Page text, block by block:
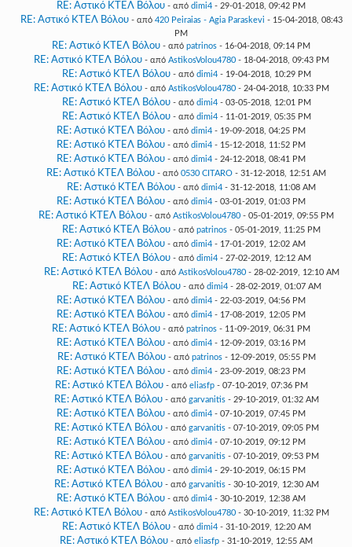
RE: Αστικό ΚΤΕΛ Βόλου - από dimi4 - 29-01-2018, 09:42 PM
RE: Αστικό ΚΤΕΛ Βόλου - από 420 Peiraias - Agia Paraskevi - 15-04-2018, 08:43
PM
RE: Αστικό ΚΤΕΛ Βόλου - από patrinos - 16-04-2018, 09:14 PM
RE: Αστικό ΚΤΕΛ Βόλου - από AstikosVolou4780- 18-04-2018, 09:43 PM
RE: Αστικό ΚΤΕΛ Βόλου - από dimi4- 19-04-2018, 10:29 PM
RE: Αστικό ΚΤΕΛ Βόλου - από AstikosVolou4780- 24-04-2018, 10:33 PM
RE: Αστικό ΚΤΕΛ Βόλου - από dimi4- 03-05-2018, 12:01 PM
RE: Αστικό ΚΤΕΛ Βόλου - από dimi4- 11-01-2019, 05:35 PM
RE: Αστικό ΚΤΕΛ Βόλου - από dimi4 - 19-09-2018, 04:25 PM
RE: Αστικό ΚΤΕΛ Βόλου - από dimi4 - 15-12-2018, 11:52 PM
RE: Αστικό ΚΤΕΛ Βόλου - από dimi4 - 24-12-2018, 08:41 PM
RE: Αστικό ΚΤΕΛ Βόλου - από 0530 CITARO - 31-12-2018, 12:51 AM
RE: Αστικό ΚΤΕΛ Βόλου - από dimi4 - 31-12-2018, 11:08 AM
RE: Αστικό ΚΤΕΛ Βόλου - από dimi4 - 03-01-2019, 01:03 PM
RE: Αστικό ΚΤΕΛ Βόλου - από AstikosVolou4780 - 05-01-2019, 09:55 PM
RE: Αστικό ΚΤΕΛ Βόλου - από patrinos - 05-01-2019, 11:25 PM
RE: Αστικό ΚΤΕΛ Βόλου - από dimi4 - 17-01-2019, 12:02 AM
RE: Αστικό ΚΤΕΛ Βόλου - από dimi4- 27-02-2019, 12:12 AM
RE: Αστικό ΚΤΕΛ Βόλου - από AstikosVolou4780- 28-02-2019, 12:10 AM
RE: Αστικό ΚΤΕΛ Βόλου - από dimi4- 28-02-2019, 01:07 AM
RE: Αστικό ΚΤΕΛ Βόλου - από dimi4 - 22-03-2019, 04:56 PM
RE: Αστικό ΚΤΕΛ Βόλου - από dimi4 - 17-08-2019, 12:05 PM
RE: Αστικό ΚΤΕΛ Βόλου - από patrinos - 11-09-2019, 06:31 PM
RE: Αστικό ΚΤΕΛ Βόλου - από dimi4 - 12-09-2019, 03:16 PM
RE: Αστικό ΚΤΕΛ Βόλου - από patrinos- 12-09-2019, 05:55 PM
RE: Αστικό ΚΤΕΛ Βόλου - από dimi4 - 23-09-2019, 08:23 PM
RE: Αστικό ΚΤΕΛ Βόλου - από eliasfp- 07-10-2019, 07:36 PM
RE: Αστικό ΚΤΕΛ Βόλου - από garvanitis- 29-10-2019, 01:32 AM
RE: Αστικό ΚΤΕΛ Βόλου - από dimi4 - 07-10-2019, 07:45 PM
RE: Αστικό ΚΤΕΛ Βόλου - από garvanitis- 07-10-2019, 09:05 PM
RE: Αστικό ΚΤΕΛ Βόλου - από dimi4 - 07-10-2019, 09:12 PM
RE: Αστικό ΚΤΕΛ Βόλου - από garvanitis- 07-10-2019, 09:53 PM
RE: Αστικό ΚΤΕΛ Βόλου - από dimi4 - 29-10-2019, 06:15 PM
RE: Αστικό ΚΤΕΛ Βόλου - από garvanitis- 30-10-2019, 12:30 AM
RE: Αστικό ΚΤΕΛ Βόλου - από dimi4 - 30-10-2019, 12:38 AM
RE: Αστικό ΚΤΕΛ Βόλου - από AstikosVolou4780- 30-10-2019, 11:32 PM
RE: Αστικό ΚΤΕΛ Βόλου - από dimi4- 31-10-2019, 12:20 AM
RE: Αστικό ΚΤΕΛ Βόλου - από eliasfp - 31-10-2019, 12:55 AM